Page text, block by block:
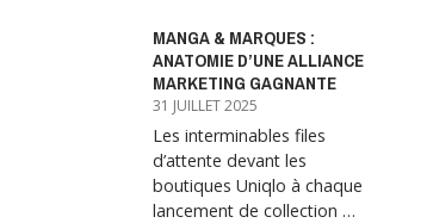
MANGA & MARQUES :
ANATOMIE D’UNE ALLIANCE
MARKETING GAGNANTE
31 JUILLET 2025
Les interminables files
d’attente devant les
boutiques Uniqlo à chaque
lancement de collection …